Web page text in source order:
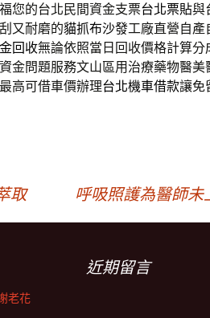
您的台北民間資金支票台北票貼與
又耐磨的貓抓布沙發工廠直營自產
回收無論依照當日回收價格計算分
金問題服務文山區用治療藥物醫美
高可借車價辦理台北機車借款讓免
取 呼吸照護為醫師
老花
近期留言